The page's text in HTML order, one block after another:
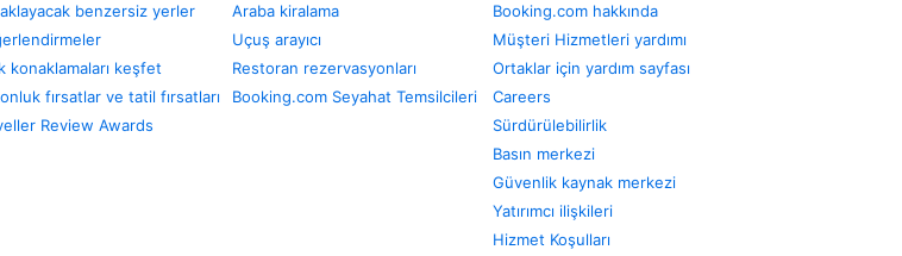
benzersiz yerler
konaklamaları keşfet
fırsatlar ve tatil fırsatları
Review Awards
Araba kiralama
Uçuş arayıcı
Restoran rezervasyonları
Booking.com Seyahat Temsilcileri
Booking.com hakkında
Müşteri Hizmetleri yardımı
Ortaklar için yardım sayfası
Careers
Sürdürülebilirlik
Basın merkezi
Güvenlik kaynak merkezi
Yatırımcı ilişkileri
Hizmet Koşulları